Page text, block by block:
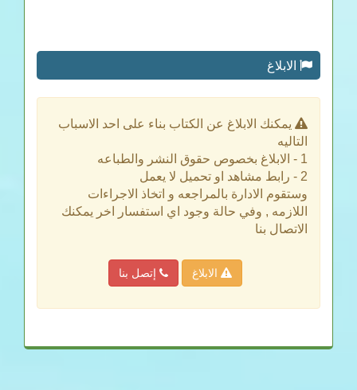
الابلاغ
يمكنك الابلاغ عن الكتاب بناء على احد الاسباب
التاليه
1 - الابلاغ بخصوص حقوق النشر والطباعه
2 - رابط مشاهد او تحميل لا يعمل
وستقوم الادارة بالمراجعه و اتخاذ الاجراءات
اللازمه , وفي حالة وجود اي استفسار اخر يمكنك
الاتصال بنا
الابلاغ إتصل بنا